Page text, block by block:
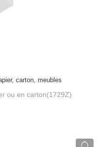
carton, meubles
ou en carton(1729Z)